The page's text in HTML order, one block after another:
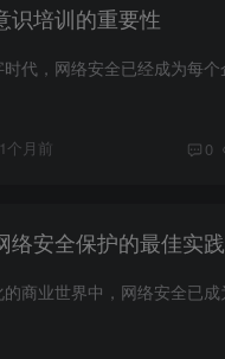
识培训的重要性
个月前 0
络安全保护的最佳实践